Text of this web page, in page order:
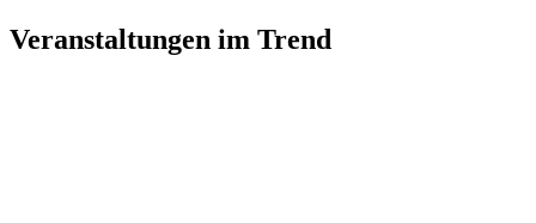
Veranstaltungen im Trend